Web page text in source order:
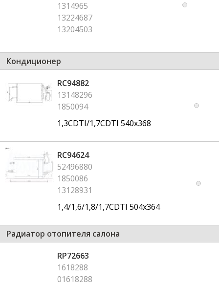
1314965
13224687
13204503
Кондиционер
RC94882
13148296
1850094
1,3CDTI/1,7CDTI 540x368
RC94624
52496880
1850086
13128931
1,4/1,6/1,8/1,7CDTI 504x364
Радиатор отопителя салона
RP72663
1618288
01618288